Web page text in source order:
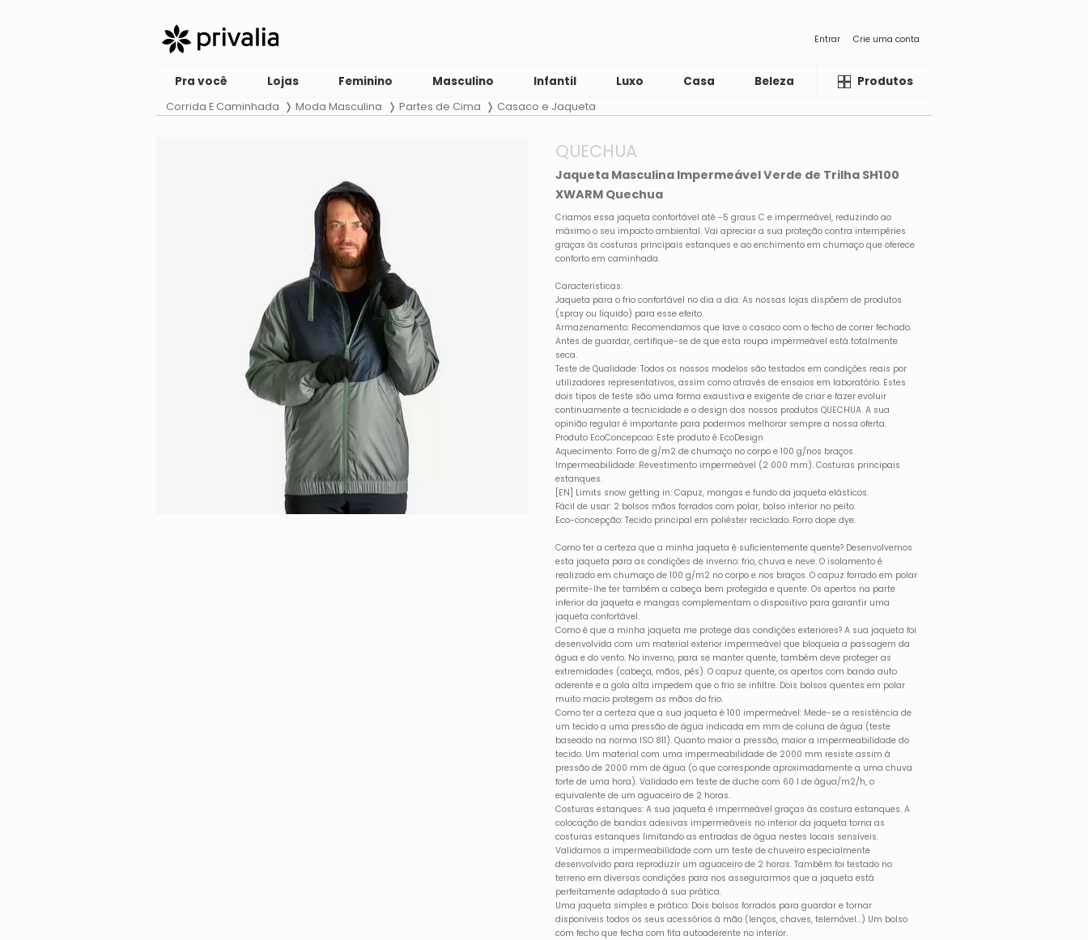
Entrar Crie uma conta
Pra você Lojas Feminino Masculino Infantil Luxo Casa Beleza LiquidaProdutos
Corrida E Caminhada Moda Masculina Partes de Cima Casaco e Jaqueta
QUECHUA
Jaqueta Masculina Impermeável Verde de Trilha SH100
XWARM Quechua
Criamos essa jaqueta confortável até -5 graus C e impermeável, reduzindo ao
máximo o seu impacto ambiental. Vai apreciar a sua proteção contra intempéries
graças às costuras principais estanques e ao enchimento em chumaço que oferece
conforto em caminhada.
Características:
Jaqueta para o frio confortável no dia a dia: As nossas lojas dispõem de produtos
(spray ou líquido) para esse efeito.
Armazenamento: Recomendamos que lave o casaco com o fecho de correr fechado.
Antes de guardar, certifique-se de que esta roupa impermeável está totalmente
seca.
Teste de Qualidade: Todos os nossos modelos são testados em condições reais por
utilizadores representativos, assim como através de ensaios em laboratório. Estes
dois tipos de teste são uma forma exaustiva e exigente de criar e fazer evoluir
continuamente a tecnicidade e o design dos nossos produtos QUECHUA. A sua
opinião regular é importante para podermos melhorar sempre a nossa oferta.
Produto EcoConcepcao: Este produto é EcoDesign
Aquecimento: Forro de g/m2 de chumaço no corpo e 100 g/nos braços.
Impermeabilidade: Revestimento impermeável (2 000 mm). Costuras principais
estanques.
[EN] Limits snow getting in: Capuz, mangas e fundo da jaqueta elásticos.
Fácil de usar: 2 bolsos mãos forrados com polar, bolso interior no peito.
Eco-concepção: Tecido principal em poliéster reciclado. Forro dope dye.
Como ter a certeza que a minha jaqueta é suficientemente quente? Desenvolvemos
esta jaqueta para as condições de inverno: frio, chuva e neve. O isolamento é
realizado em chumaço de 100 g/m2 no corpo e nos braços. O capuz forrado em polar
permite-lhe ter também a cabeça bem protegida e quente. Os apertos na parte
inferior da jaqueta e mangas complementam o dispositivo para garantir uma
jaqueta confortável.
Como é que a minha jaqueta me protege das condições exteriores? A sua jaqueta foi
desenvolvida com um material exterior impermeável que bloqueia a passagem da
água e do vento. No inverno, para se manter quente, também deve proteger as
extremidades (cabeça, mãos, pés). O capuz quente, os apertos com banda auto
aderente e a gola alta impedem que o frio se infiltre. Dois bolsos quentes em polar
muito macio protegem as mãos do frio.
Como ter a certeza que a sua jaqueta é 100 impermeável: Mede-se a resistência de
um tecido a uma pressão de água indicada em mm de coluna de água (teste
baseado na norma ISO 811). Quanto maior a pressão, maior a impermeabilidade do
tecido. Um material com uma impermeabilidade de 2000 mm resiste assim à
pressão de 2000 mm de água (o que corresponde aproximadamente a uma chuva
forte de uma hora). Validado em teste de duche com 60 l de água/m2/h, o
equivalente de um aguaceiro de 2 horas.
Costuras estanques: A sua jaqueta é impermeável graças às costura estanques. A
colocação de bandas adesivas impermeáveis no interior da jaqueta torna as
costuras estanques limitando as entradas de água nestes locais sensíveis.
Validamos a impermeabilidade com um teste de chuveiro especialmente
desenvolvido para reproduzir um aguaceiro de 2 horas. Também foi testado no
terreno em diversas condições para nos assegurarmos que a jaqueta está
perfeitamente adaptado à sua prática.
Uma jaqueta simples e prático: Dois bolsos forrados para guardar e tornar
disponíveis todos os seus acessórios à mão (lenços, chaves, telemóvel...) Um bolso
com fecho que fecha com fita autoaderente no interior.